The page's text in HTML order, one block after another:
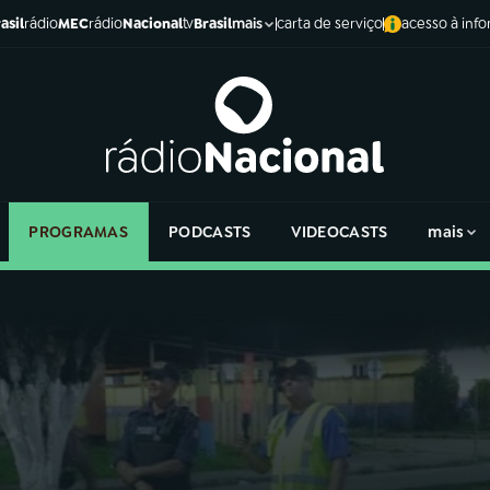
rádioMECrádioNacionaltvBrasilmais carta de serviço acesso à
PROGRAMAS PODCASTS VIDEOCASTS mais